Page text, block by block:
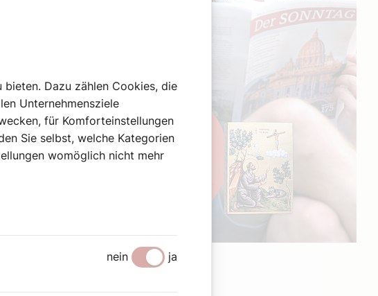
Dazu zählen Cookies, die
Unternehmensziele
für Komforteinstellungen
Sie selbst, welche Kategorien
womöglich nicht mehr
nein ja